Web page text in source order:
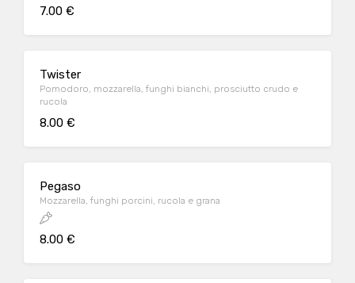
7.00 €
Twister
Pomodoro, mozzarella, funghi bianchi, prosciutto crudo e
rucola
8.00 €
Pegaso
Mozzarella, funghi porcini, rucola e grana
8.00 €